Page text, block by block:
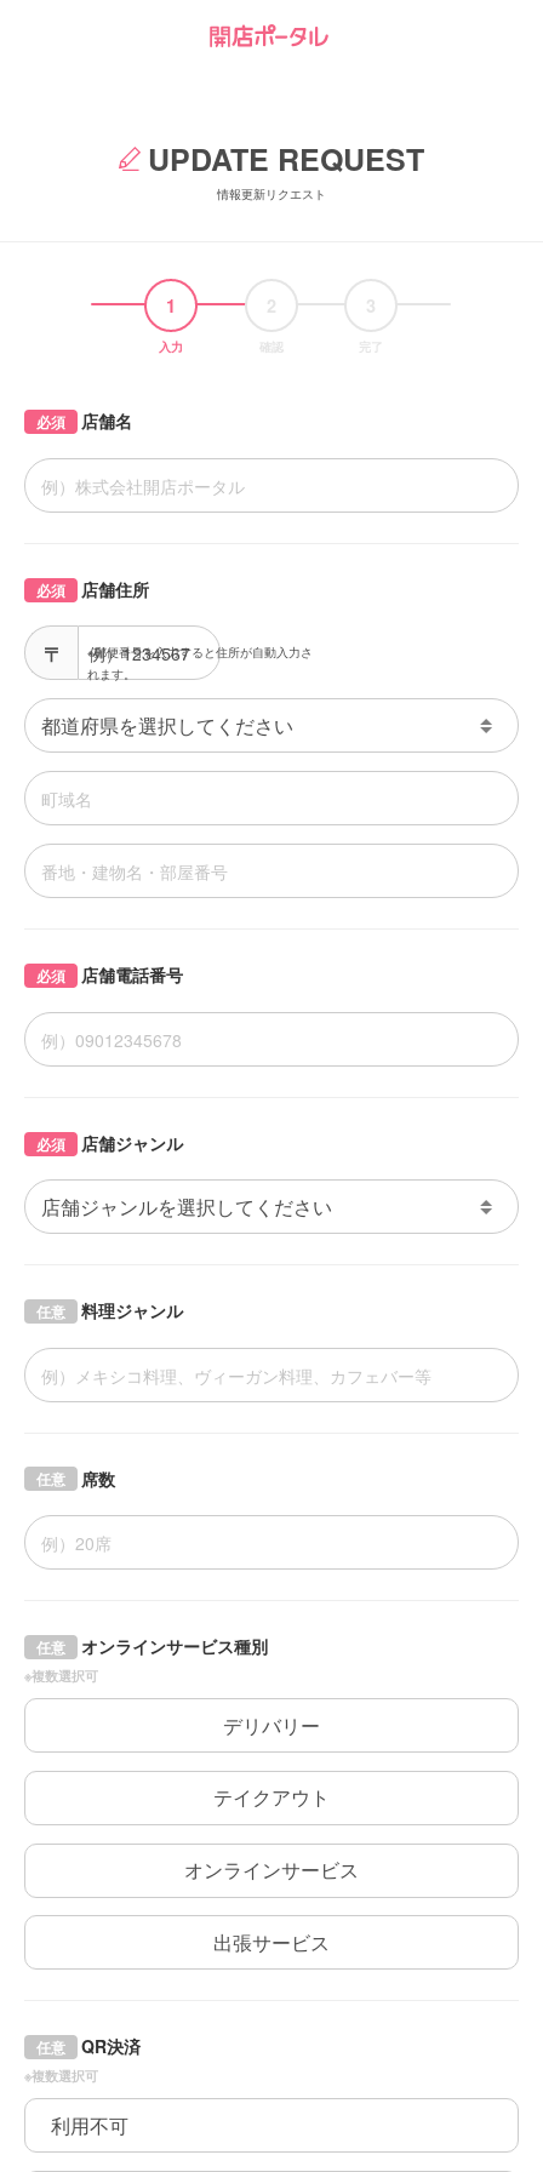
UPDATE REQUEST
情報更新リクエスト
1
入力
2
確認
3
完了
店舗名
必須
店舗住所
必須
※郵便番号を入力すると住所が自動入力さ
れます。
店舗電話番号
必須
店舗ジャンル
必須
料理ジャンル
任意
席数
任意
オンラインサービス種別
任意
※複数選択可
デリバリー
テイクアウト
オンラインサービス
出張サービス
QR決済
任意
※複数選択可
利用不可